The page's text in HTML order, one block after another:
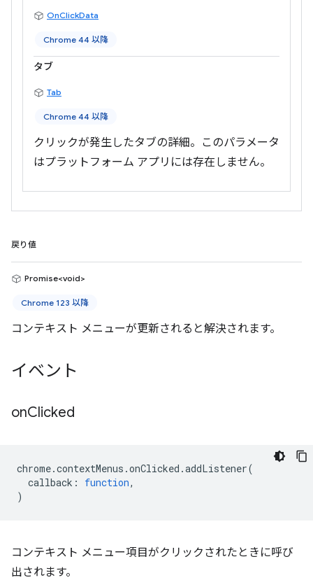
OnClickData
Chrome 44 以降
タブ
Tab
Chrome 44 以降
クリックが発生したタブの詳細。このパラメータ
はプラットフォーム アプリには存在しません。
戻り値
Promise<void>
Chrome 123 以降
コンテキスト メニューが更新されると解決されます。
イベント
onClicked
chrome.contextMenus .onClicked .addListener(
callback : function,
)
コンテキスト メニュー項目がクリックされたときに呼び
出されます。